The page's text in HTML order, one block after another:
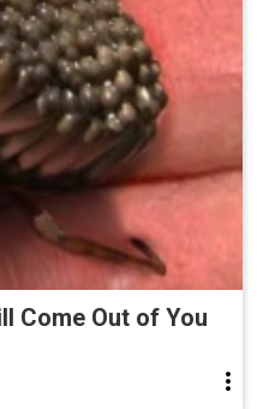
Come Out of You